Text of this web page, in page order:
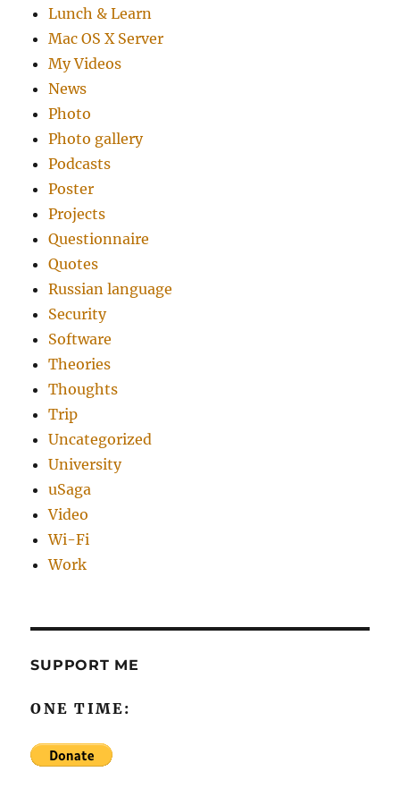
Lunch & Learn
Mac OS X Server
My Videos
News
Photo
Photo gallery
Podcasts
Poster
Projects
Questionnaire
Quotes
Russian language
Security
Software
Theories
Thoughts
Trip
Uncategorized
University
uSaga
Video
Wi-Fi
Work
SUPPORT ME
ONE TIME: